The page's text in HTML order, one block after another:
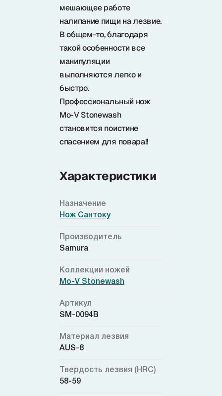
мешающее работе
налипание пищи на лезвие.
В общем-то, благодаря
такой особенности все
манипуляции
выполняются легко и
быстро.
Профессиональный нож
Mo-V Stonewash
становится поистине
спасением для повара!!
Характеристики
Назначение
Нож Сантоку
Производитель
Samura
Коллекции ножей
Mo-V Stonewash
Артикул
SM-0094B
Материал лезвия
AUS-8
Твердость лезвия (HRC)
58-59